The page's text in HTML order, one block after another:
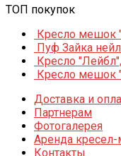
ТОП покупок
Кресло мешок
Пуф Зайка
Кресло
Кресло мешок
Доставка и
Партнерам
Фотогалерея
Аренда
Контакты